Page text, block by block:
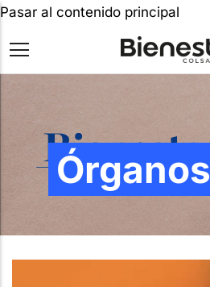
Pasar al contenido principal
Órganos